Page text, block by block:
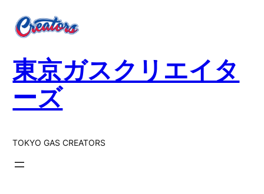
ス東京ガスクリエイタ
ーズ
TOKYO GAS CREATORS